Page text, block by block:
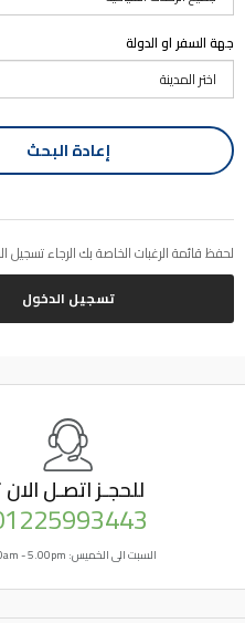
جهة السفر او الدولة
إعادة البحث
لحفظ قائمة الرغبات الخاصة بك الرجاء تسجيل
تسجيل الدخول
للحجـزاتصـل الان
السبت الى الخميس: 9.00am - 5.00pm